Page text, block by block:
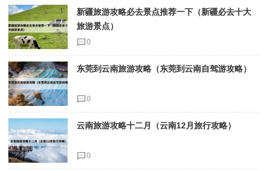
新疆旅游攻略必去景点推荐一下（新疆必去十大
旅游景点）
0
东莞到云南旅游攻略（东莞到云南自驾游攻略）
0
云南旅游攻略十二月（云南12月旅行攻略）
0